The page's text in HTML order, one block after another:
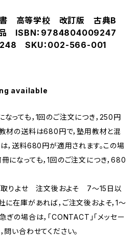
書 高等学校 改訂版 古典B
品 ISBN：9784804009247
SKU：002-566-001
available
っても，1回のご注文につき，250円
材の送料は680円で，塾用教材と混
，送料680円が適用されます。この場
になっても，1回のご注文につき，680
取りよせ 注文後およそ 7〜15日以
に在庫があれば，ご注文後およそ，1〜
ぎの場合は，「CONTACT」「メッセー
問い合わせてください。